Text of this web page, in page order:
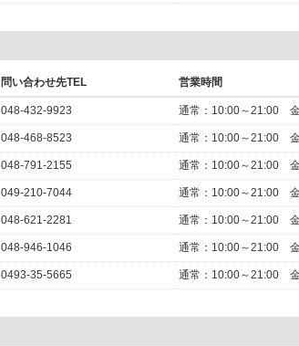
問い合わせ先TEL 営業時間
048-432-9923 通常：10:00～21:00 金
048-468-8523 通常：10:00～21:00 金
048-791-2155 通常：10:00～21:00 金
049-210-7044 通常：10:00～21:00 金
048-621-2281 通常：10:00～21:00 金
048-946-1046 通常：10:00～21:00 金
0493-35-5665 通常：10:00～21:00 金